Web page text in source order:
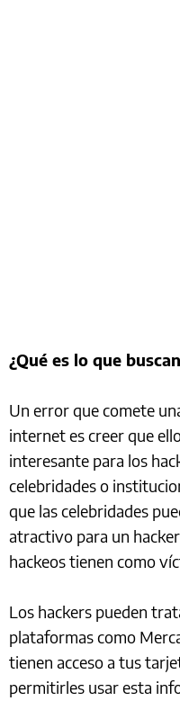
¿Qué es lo que
Un error que comete
internet es creer que
interesante para los
celebridades o
que las celebridades
atractivo para un
hackeos tienen como
Los hackers pueden
plataformas como
tienen acceso a tus
permitirles usar esta